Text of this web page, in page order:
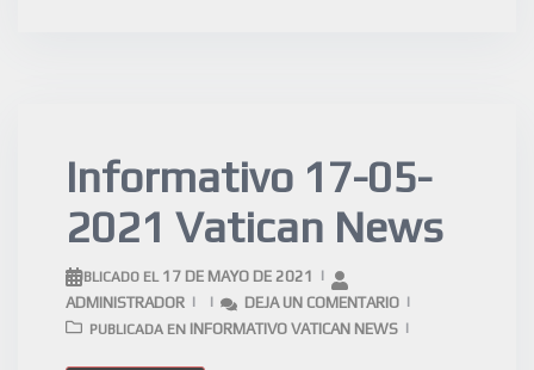
Informativo 17-05-
2021 Vatican News
PUBLICADO EL 17 DE MAYO DE 2021
ADMINISTRADOR
DEJA UN COMENTARIO
PUBLICADA EN INFORMATIVO VATICAN NEWS